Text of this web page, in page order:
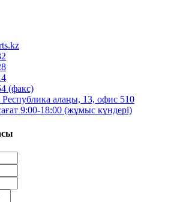
(факс)
алаңы, 13, офис 510
9:00-18:00 (жұмыс күндері)